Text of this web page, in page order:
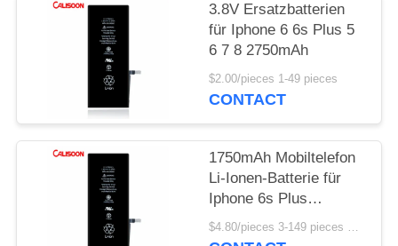
3.8V Ersatzbatterien
für Iphone 6 6s Plus 5
6 7 8 2750mAh
$2.00/pieces 1-49 pieces
CONTACT
1750mAh Mobiltelefon
Li-Ionen-Batterie für
Iphone 6s Plus
wiederaufladbar
$4.80/pieces 3-149 pieces MOQ:3 Stücke